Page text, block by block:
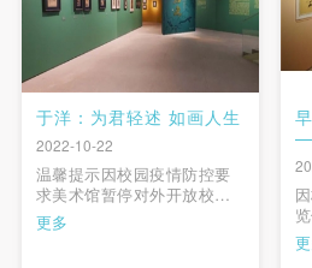
于洋：为君轻述 如画人生
2022-10-22
温馨提示因校园疫情防控要
求美术馆暂停对外开放校内
师生可正常参观当你走进这
个展厅，你所即将看见和经
更多